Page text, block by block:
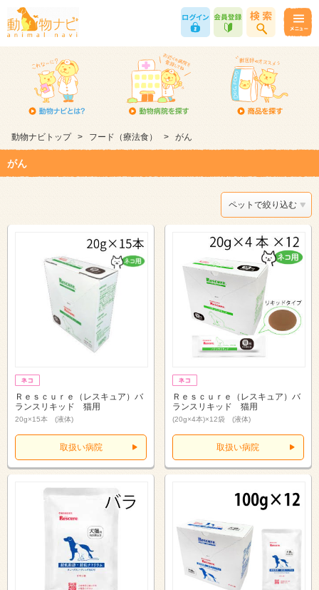
動物ナビトップ > フード（療法食） > がん
がん
ペットで絞り込む
Ｒｅｓｃｕｒｅ（レスキュア）バ
ランスリキッド 猫用
20g×15本 (液体)
取扱い病院
Ｒｅｓｃｕｒｅ（レスキュア）バ
ランスリキッド 猫用
(20g×4本)×12袋 (液体)
取扱い病院